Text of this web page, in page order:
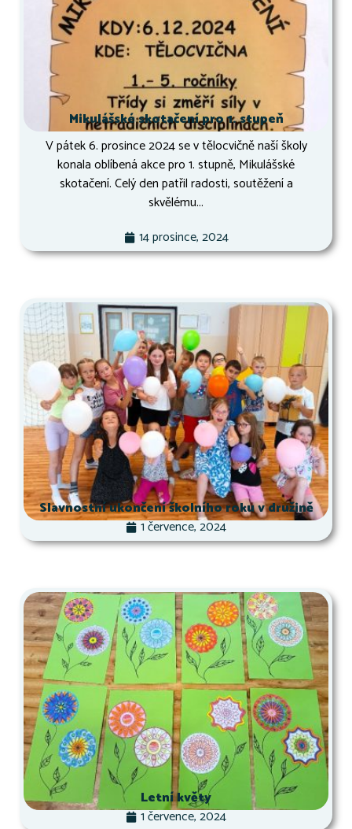
Mikulášské skotačení pro 1. stupeň
V pátek 6. prosince 2024 se v tělocvičně naší školy
konala oblíbená akce pro 1. stupně, Mikulášské
skotačení. Celý den patřil radosti, soutěžení a
skvělému...
14 prosince, 2024
Slavnostní ukončení školního roku v družině
1 července, 2024
Letní květy
1 července, 2024